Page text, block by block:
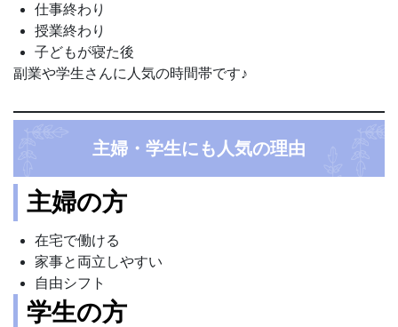
仕事終わり
授業終わり
子どもが寝た後
副業や学生さんに人気の時間帯です♪
主婦・学生にも人気の理由
主婦の方
在宅で働ける
家事と両立しやすい
自由シフト
学生の方